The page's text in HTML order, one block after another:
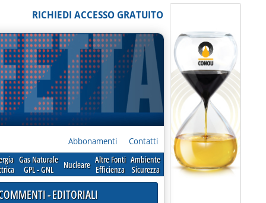
RICHIEDI ACCESSO GRATUITO
Abbonamenti Contatti
Gas Naturale
GPL - GNL
Nucleare Altre Fonti
Efficienza
Ambiente
Sicurezza
- EDITORIALI